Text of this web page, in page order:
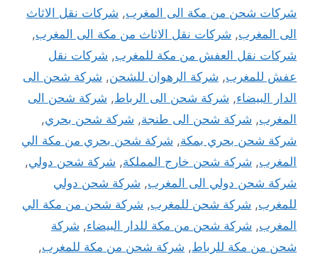
شركات شحن من مكة الى المغرب, شركات نقل الاثاث
الى المغرب, شركات نقل الاثاث من مكة الى المغرب,
شركات نقل العفش من مكة للمغرب, شركات نقل
عفش للمغرب, شركة الرهوان للشحن, شركة شحن الى
الدار البيضاء, شركة شحن الى الرباط, شركة شحن الى
المغرب, شركة شحن الى طنجة, شركة شحن بحري,
شركة شحن بحري بمكة, شركة شحن بحري من مكة الي
المغرب, شركة شحن خارج المملكة, شركة شحن دولي,
شركة شحن دولي الى المغرب, شركة شحن دولي
للمغرب, شركة شحن للمغرب, شركة شحن من مكة الي
المغرب, شركة شحن من مكة للدار البيضاء, شركة
شحن من مكة للرباط, شركة شحن من مكة للمغرب,